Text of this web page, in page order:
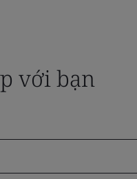
với bạn